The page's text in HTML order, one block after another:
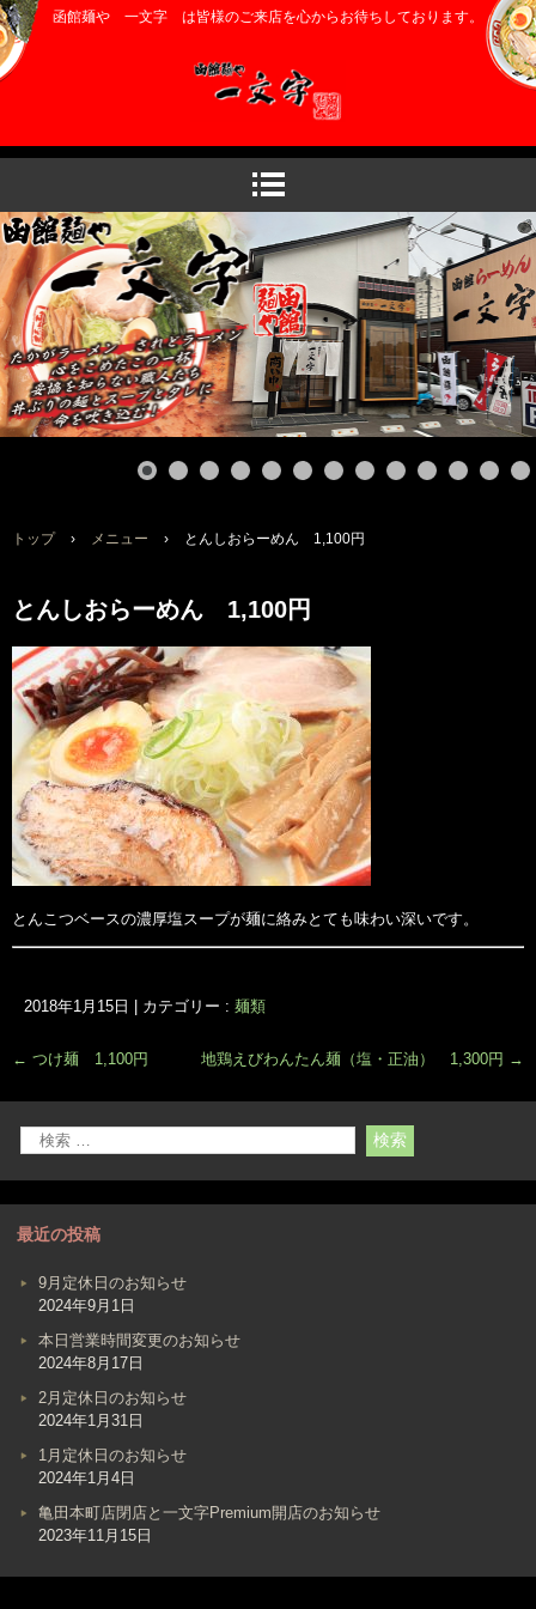
函館麺や 一文字 は皆様のご来店を心からお待ちしております。
トップ › メニュー › とんしおらーめん 1,100円
とんしおらーめん 1,100円
とんこつベースの濃厚塩スープが麺に絡みとても味わい深いです。
2018年1月15日 | カテゴリー : 麺類
← つけ麺 1,100円 地鶏えびわんたん麺（塩・正油） 1,300円 →
最近の投稿
9月定休日のお知らせ
2024年9月1日
本日営業時間変更のお知らせ
2024年8月17日
2月定休日のお知らせ
2024年1月31日
1月定休日のお知らせ
2024年1月4日
亀田本町店閉店と一文字Premium開店のお知らせ
2023年11月15日